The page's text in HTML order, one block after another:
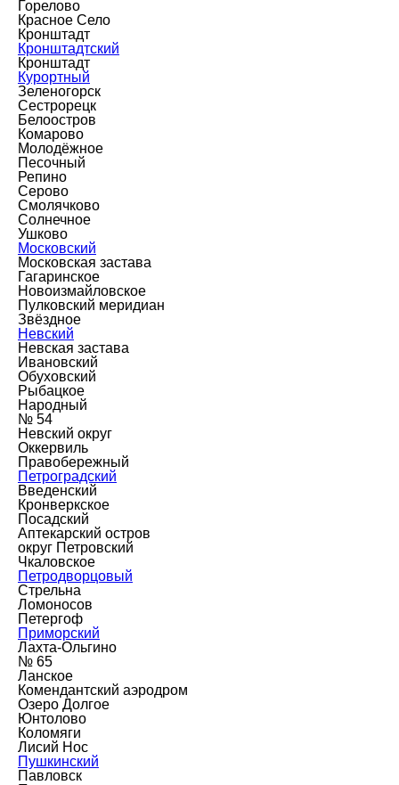
Горелово
Красное Село
Кронштадт
Кронштадтский
Кронштадт
Курортный
Зеленогорск
Сестрорецк
Белоостров
Комарово
Молодёжное
Песочный
Репино
Серово
Смолячково
Солнечное
Ушково
Московский
Московская застава
Гагаринское
Новоизмайловское
Пулковский меридиан
Звёздное
Невский
Невская застава
Ивановский
Обуховский
Рыбацкое
Народный
№ 54
Невский округ
Оккервиль
Правобережный
Петроградский
Введенский
Кронверкское
Посадский
Аптекарский остров
округ Петровский
Чкаловское
Петродворцовый
Стрельна
Ломоносов
Петергоф
Приморский
Лахта-Ольгино
№ 65
Ланское
Комендантский аэродром
Озеро Долгое
Юнтолово
Коломяги
Лисий Нос
Пушкинский
Павловск